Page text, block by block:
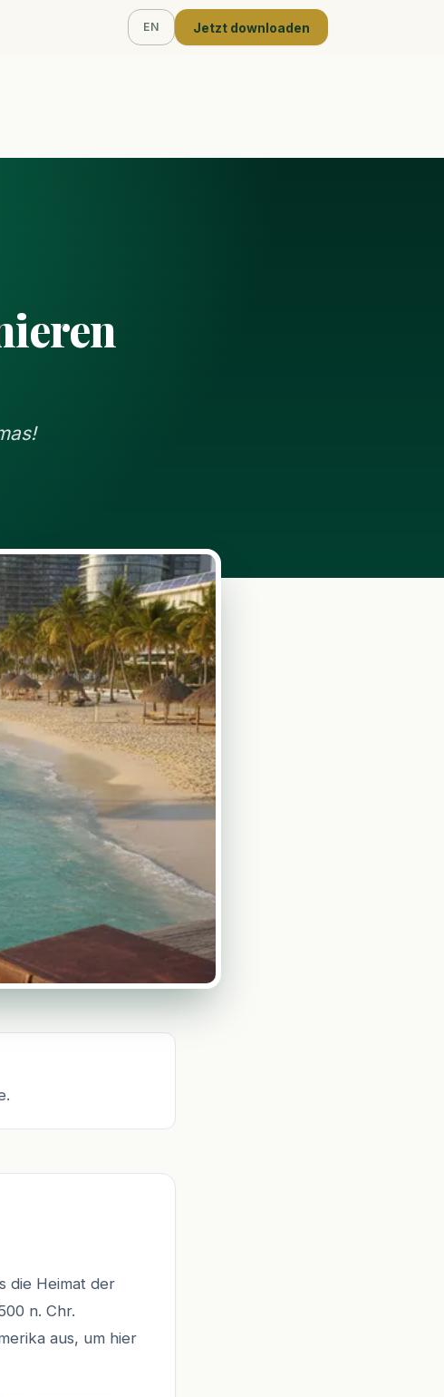
EN Jetzt downloaden
die Heimat der
n. Chr.
aus, um hier